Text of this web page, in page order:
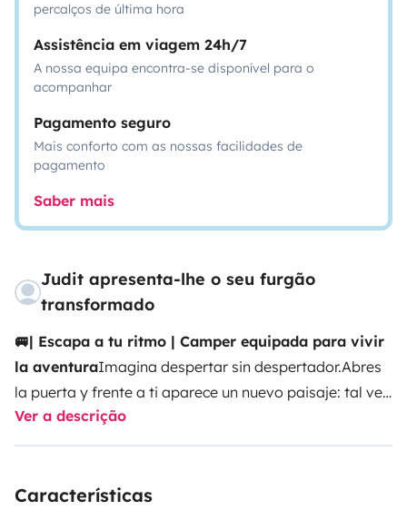
percalços de última hora
Assistência em viagem 24h/7
A nossa equipa encontra-se disponível para o
acompanhar
Pagamento seguro
Mais conforto com as nossas facilidades de
pagamento
Saber mais
Judit apresenta-lhe o seu furgão
transformado
🚐| Escapa a tu ritmo | Camper equipada para vivir
la aventuraImagina despertar sin despertador.Abres
la puerta y frente a ti aparece un nuevo paisaje: tal vez
el mar en calma, un valle entre montañas o un
pequeño pueblo que descubriste por casualidad el día
iluminar el día. No hay horarios ni prisas. Solo el placer
Ver a descrição
Características